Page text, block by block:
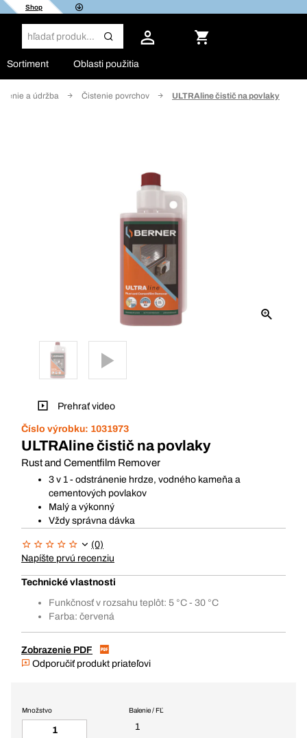
Shop
Sortiment Oblasti použitia
a údržba Čistenie povrchov ULTRAline čistič na povlaky
Prehrať video
Číslo výrobku: 1031973
ULTRAline čistič na povlaky
Rust and Cementfilm Remover
3 v 1 - odstránenie hrdze, vodného kameňa a
cementových povlakov
Malý a výkonný
Vždy správna dávka
(0)
Napíšte prvú recenziu
Technické vlastnosti
Funkčnosť v rozsahu teplôt: 5 °C - 30 °C
Farba: červená
Zobrazenie PDF
Odporučiť produkt priateľovi
Balenie / FĽ
1
Množstvo